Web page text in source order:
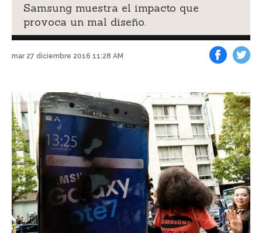
Samsung muestra el impacto que
provoca un mal diseño.
mar 27 diciembre 2016 11:28 AM